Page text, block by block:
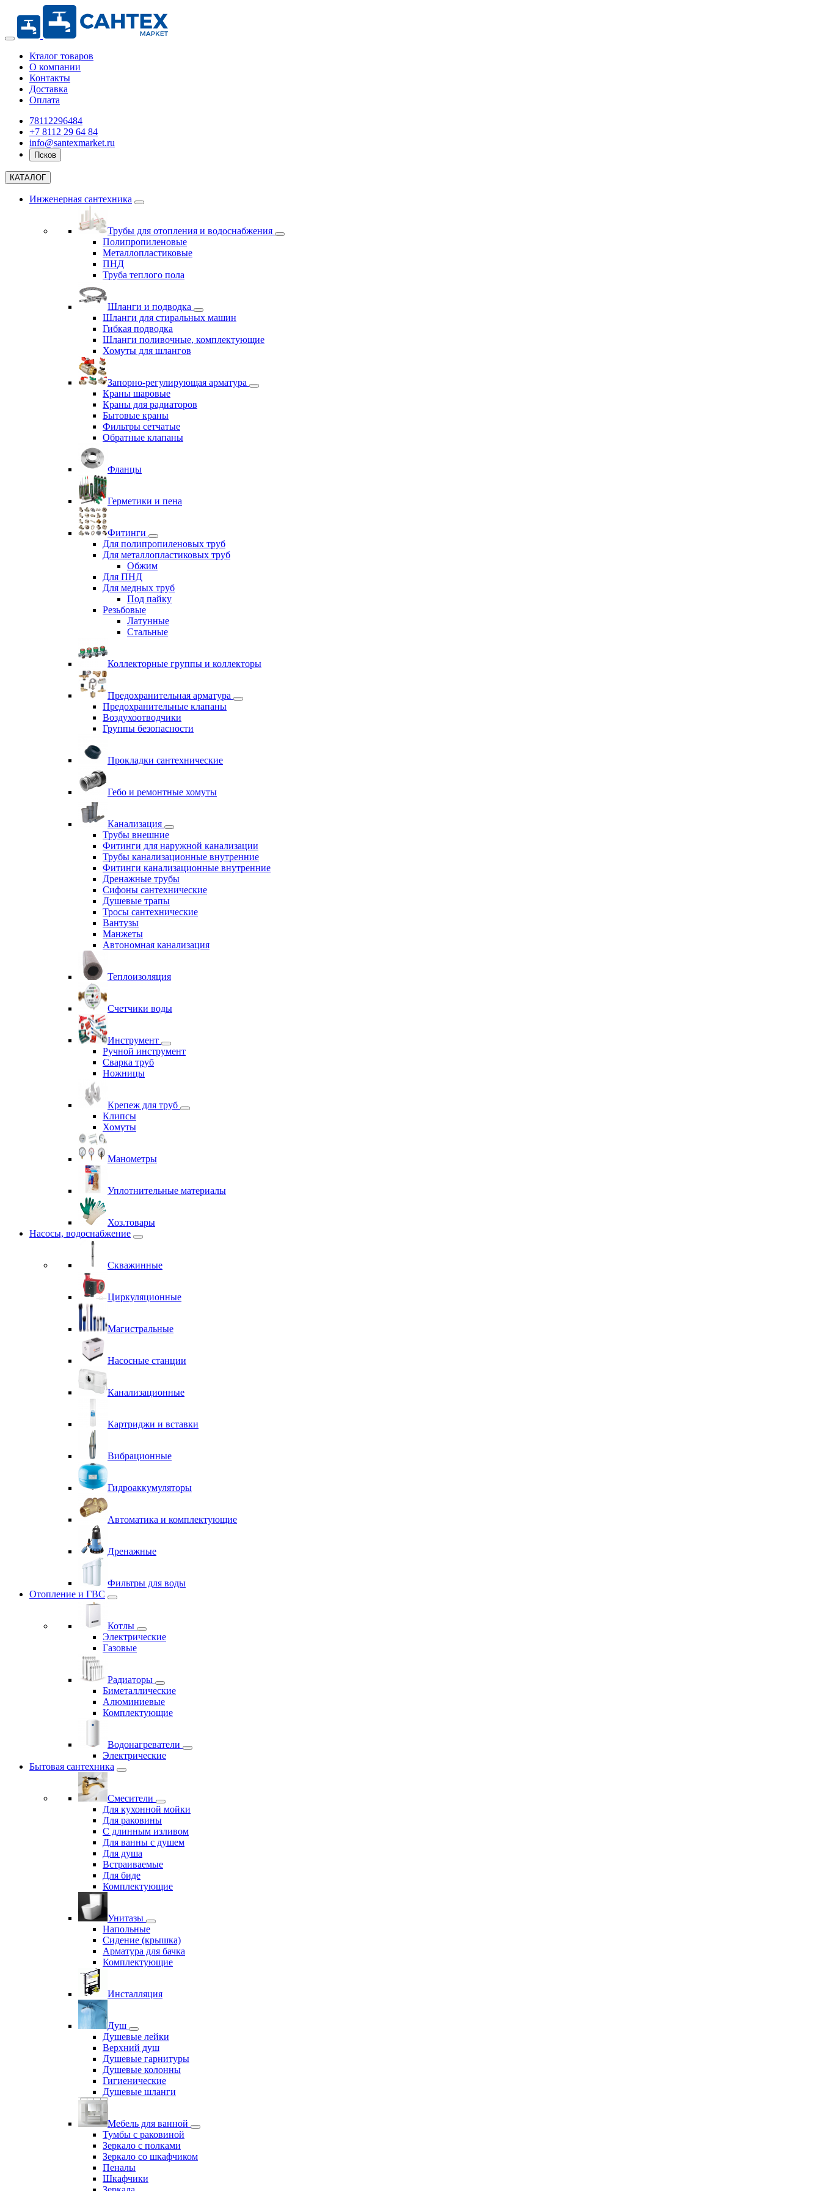
Кталог товаров
О компании
Контакты
Доставка
Оплата
78112296484
+7 8112 29 64 84
info@santexmarket.ru
Псков
КАТАЛОГ
Инженерная сантехника
Трубы для отопления и водоснабжения
Полипропиленовые
Металлопластиковые
ПНД
Труба теплого пола
Шланги и подводка
Шланги для стиральных машин
Гибкая подводка
Шланги поливочные, комплектующие
Хомуты для шлангов
Запорно-регулирующая арматура
Краны шаровые
Краны для радиаторов
Бытовые краны
Фильтры сетчатые
Обратные клапаны
Фланцы
Герметики и пена
Фитинги
Для полипропиленовых труб
Для металлопластиковых труб
Обжим
Для ПНД
Для медных труб
Под пайку
Резьбовые
Латунные
Cтальные
Коллекторные группы и коллекторы
Предохранительная арматура
Предохранительные клапаны
Воздухоотводчики
Группы безопасности
Прокладки сантехнические
Гебо и ремонтные хомуты
Канализация
Трубы внешние
Фитинги для наружной канализации
Трубы канализационные внутренние
Фитинги канализационные внутренние
Дренажные трубы
Сифоны сантехнические
Душевые трапы
Тросы сантехнические
Вантузы
Манжеты
Автономная канализация
Теплоизоляция
Счетчики воды
Инструмент
Ручной инструмент
Сварка труб
Ножницы
Крепеж для труб
Клипсы
Хомуты
Манометры
Уплотнительные материалы
Хоз.товары
Насосы, водоснабжение
Скважинные
Циркуляционные
Магистральные
Насосные станции
Канализационные
Картриджи и вставки
Вибрационные
Гидроаккумуляторы
Автоматика и комплектующие
Дренажные
Фильтры для воды
Отопление и ГВС
Котлы
Электрические
Газовые
Радиаторы
Биметаллические
Алюминиевые
Комплектующие
Водонагреватели
Электрические
Бытовая сантехника
Смесители
Для кухонной мойки
Для раковины
С длинным изливом
Для ванны с душем
Для душа
Встраиваемые
Для биде
Комплектующие
Унитазы
Напольные
Сидение (крышка)
Арматура для бачка
Комплектующие
Инсталляция
Душ
Душевые лейки
Верхний душ
Душевые гарнитуры
Душевые колонны
Гигиенические
Душевые шланги
Мебель для ванной
Тумбы с раковиной
Зеркало с полками
Зеркало со шкафчиком
Пеналы
Шкафчики